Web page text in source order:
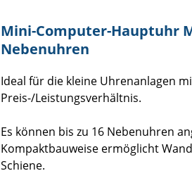
Mini-Computer-Hauptuhr
Nebenuhren
Ideal für die kleine Uhrenanlagen
Preis-/Leistungsverhältnis.
Es können bis zu 16 Nebenuhren
Kompaktbauweise ermöglicht
Schiene.